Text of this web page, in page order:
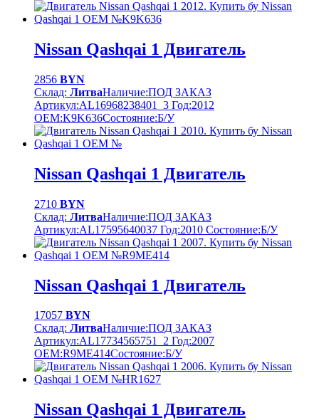
Nissan Qashqai 1 Двигатель
2856 BYN
Склад: ЛитваНаличие:ПОД ЗАКАЗ
Артикул:AL16968238401_3 Год:2012
OEM:K9K636Cостояние:Б/У
Nissan Qashqai 1 Двигатель
2710 BYN
Склад: ЛитваНаличие:ПОД ЗАКАЗ
Артикул:AL17595640037 Год:2010 Cостояние:Б/У
Nissan Qashqai 1 Двигатель
17057 BYN
Склад: ЛитваНаличие:ПОД ЗАКАЗ
Артикул:AL17734565751_2 Год:2007
OEM:R9ME414Cостояние:Б/У
Nissan Qashqai 1 Двигатель